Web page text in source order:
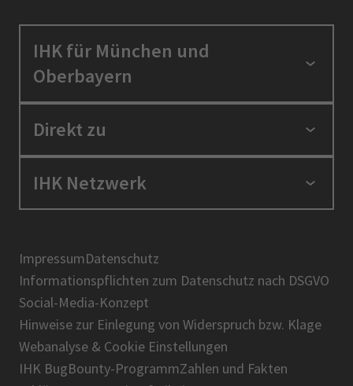
IHK für München und
Oberbayern
Standortpolitik
Berufszugang
Über uns
Direkt zu
Positionen
Presse
IHK-Magazin
IHK Netzwerk
BIHK
DIHK
AHK
IHK-Standortportal Bayern
ImpressumDatenschutz
Informationspflichten zum Datenschutz nach DSGVO
Social-Media-Konzept
Hinweise zur Einlegung von Widerspruch bzw. Klage
Webanalyse & Cookie Einstellungen
IHK BugBounty-ProgrammZahlen und Fakten